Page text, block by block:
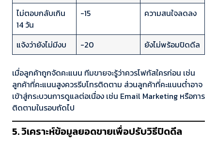
ไม่ตอบกลับเกิน
14 วัน
-15 ความสนใจลดลง
แจ้งว่ายังไม่มีงบ -20 ยังไม่พร้อมปิดดีล
เมื่อลูกค้าถูกจัดคะแนน ทีมขายจะรู้ว่าควรโฟกัสใครก่อน เช่น
ลูกค้าที่คะแนนสูงควรรีบโทรติดตาม ส่วนลูกค้าที่คะแนนต่ำอาจ
เข้าสู่กระบวนการดูแลต่อเนื่อง เช่น Email Marketing หรือการ
ติดตามในรอบถัดไป
5. วิเคราะห์ข้อมูลยอดขายเพื่อปรับวิธีปิดดีล